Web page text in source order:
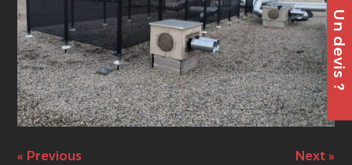
« Previous Next »
Un devis ?